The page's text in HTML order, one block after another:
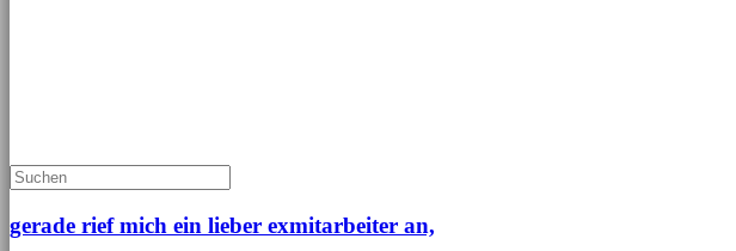
gerade rief mich ein lieber exmitarbeiter an,